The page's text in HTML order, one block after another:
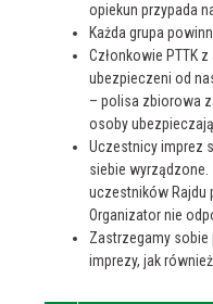
opiekun przypada
Każda grupa
Członkowie PTTK
ubezpieczeni od
– polisa zbiorowa
osoby
Uczestnicy imprez
siebie
uczestników Rajdu
Organizator nie
Zastrzegamy
imprezy, jak